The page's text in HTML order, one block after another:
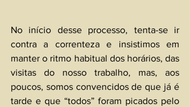
No início desse processo, tenta-se ir
contra a correnteza e insistimos em
manter o ritmo habitual dos horários, das
visitas do nosso trabalho, mas, aos
poucos, somos convencidos de que já é
tarde e que “todos” foram picados pelo